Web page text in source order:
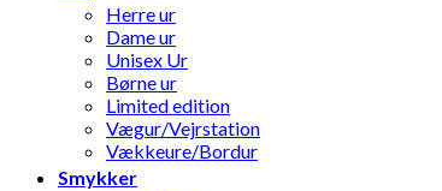
Herre ur
Dame ur
Unisex Ur
Børne ur
Limited edition
Vægur/Vejrstation
Vækkeure/Bordur
Smykker